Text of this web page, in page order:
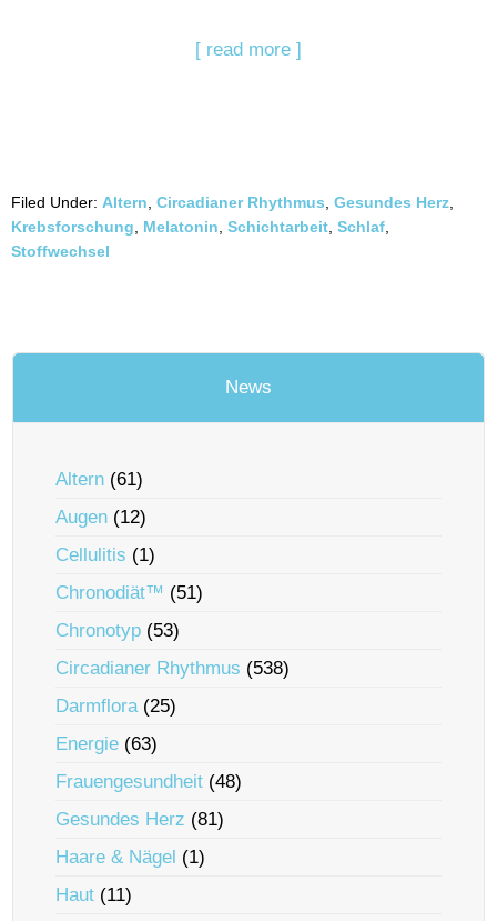
[ read more ]
Filed Under: Altern Circadianer Rhythmus Gesundes Herz
Krebsforschung
Melatonin Schichtarbeit Schlaf
Stoffwechsel
News
Altern (61)
Augen (12)
Cellulitis (1)
Chronodiät™ (51)
Chronotyp (53)
Circadianer Rhythmus (538)
Darmflora(25)
Energie (63)
Frauengesundheit (48)
Gesundes Herz (81)
Haare & Nägel (1)
Haut (11)